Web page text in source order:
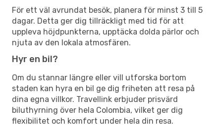
För ett väl avrundat besök, planera för minst 3 till 5
dagar. Detta ger dig tillräckligt med tid för att
uppleva höjdpunkterna, upptäcka dolda pärlor och
njuta av den lokala atmosfären.
Hyr en bil?
Om du stannar längre eller vill utforska bortom
staden kan hyra en bil ge dig friheten att resa på
dina egna villkor. Travellink erbjuder prisvärd
biluthyrning över hela Colombia, vilket ger dig
flexibilitet och komfort under hela din resa.